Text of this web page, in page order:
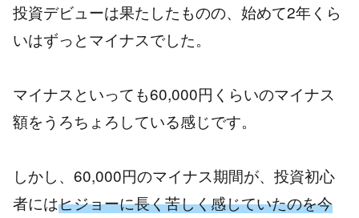
投資デビューは果たしたものの、始めて2年くら
いはずっとマイナスでした。
マイナスといっても60,000円くらいのマイナス
額をうろちょろしている感じです。
しかし、60,000円のマイナス期間が、投資初心
者にはヒジョーに長く苦しく感じていたのを今